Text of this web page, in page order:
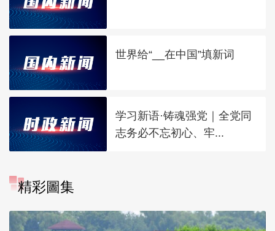
世界给“__在中国”填新词
学习新语·铸魂强党｜全党同
志务必不忘初心、牢...
精彩圖集